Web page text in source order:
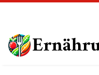
main
content